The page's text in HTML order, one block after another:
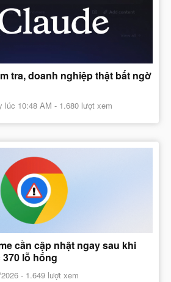
tra, doanh nghiệp thật bất ngờ
lúc 10:48 AM - 1.680 lượt xem
cần cập nhật ngay sau khi
lỗ hổng
- 1.649 lượt xem